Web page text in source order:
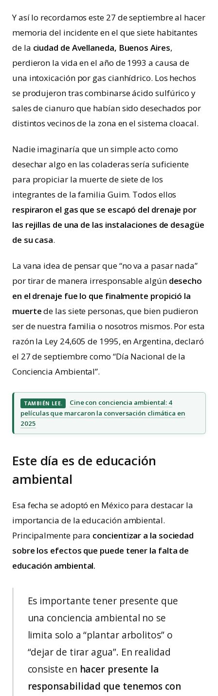
Y así lo recordamos este 27 de septiembre al hacer
memoria del incidente en el que siete habitantes
de la ciudad de Avellaneda, Buenos Aires,
perdieron la vida en el año de 1993 a causa de
una intoxicación por gas cianhídrico. Los hechos
se produjeron tras combinarse ácido sulfúrico y
sales de cianuro que habían sido desechados por
distintos vecinos de la zona en el sistema cloacal.
Nadie imaginaría que un simple acto como
desechar algo en las coladeras sería suficiente
para propiciar la muerte de siete de los
integrantes de la familia Guim. Todos ellos
respiraron el gas que se escapó del drenaje por
las rejillas de una de las instalaciones de desagüe
de su casa.
La vana idea de pensar que “no va a pasar nada”
por tirar de manera irresponsable algún desecho
en el drenaje fue lo que finalmente propició la
muertede las siete personas, que bien pudieron
ser de nuestra familia o nosotros mismos. Por esta
razón la Ley 24,605 de 1995, en Argentina, declaró
el 27 de septiembre como “Día Nacional de la
Conciencia Ambiental”.
TAMBIÉN LEE.
Cine con conciencia ambiental: 4
películas que marcaron la conversación climática en
2025
Este día es de educación
ambiental
Esa fecha se adoptó en México para destacar la
importancia de la educación ambiental.
Principalmente para concientizar a la sociedad
sobre los efectos que puede tener la falta de
educación ambiental.
Es importante tener presente que
una conciencia ambiental no se
limita solo a “plantar arbolitos” o
“dejar de tirar agua”. En realidad
consiste en hacer presente la
responsabilidad que tenemos con